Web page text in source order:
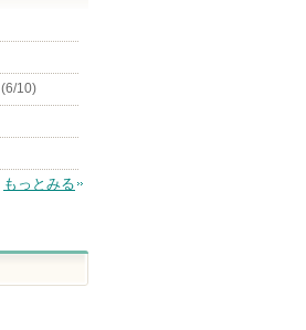
(6/10)
もっとみる